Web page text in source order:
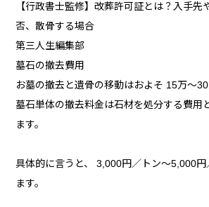
【行政書士監修】改葬許可証とは？入手先
否、散骨する場合
第三人生編集部
墓石の撤去費用
お墓の撤去と遺骨の移動はおよそ 15万～30
墓石単体の撤去料金は石材を処分する費用
ます。
具体的に言うと、 3,000円／トン～5,000円
ます。